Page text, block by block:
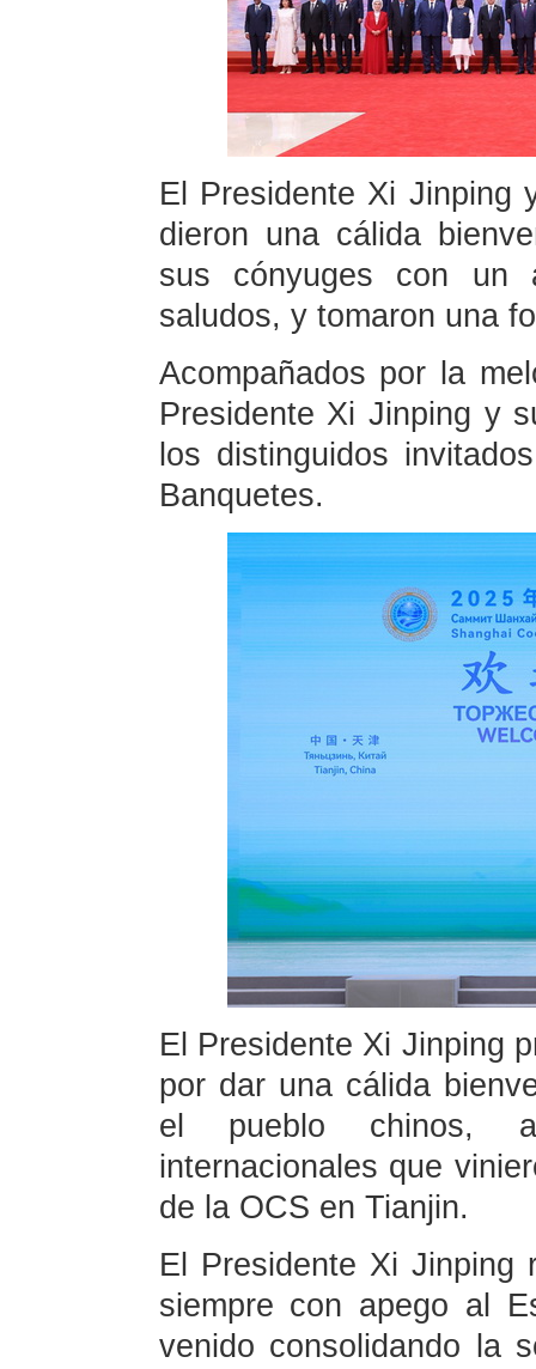
El Presidente Xi Jinping
dieron una cálida
sus cónyuges con un
saludos, y tomaron una
Acompañados por la
Presidente Xi Jinping y
los distinguidos
Banquetes.
El Presidente Xi Jinping
por dar una cálida
el pueblo chinos,
internacionales que
de la OCS en Tianjin.
El Presidente Xi Jinping
siempre con apego al
venido consolidando la